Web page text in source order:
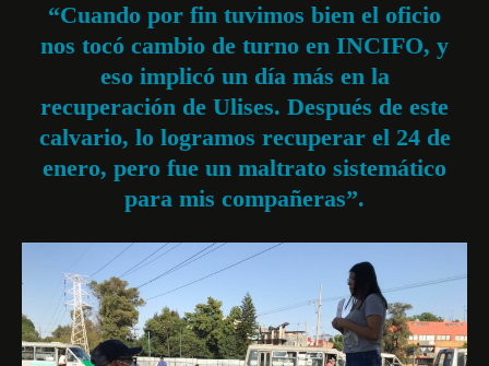
“Cuando por fin tuvimos bien el oficio
nos tocó cambio de turno en INCIFO, y
eso implicó un día más en la
recuperación de Ulises. Después de este
calvario, lo logramos recuperar el 24 de
enero, pero fue un maltrato sistemático
para mis compañeras”.